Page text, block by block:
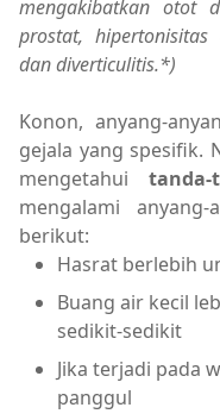
mengakibatkan otot
prostat,
dan diverticulitis.*)
Konon, anyang-
gejala yang spesifik.
mengetahuitanda-
mengalami
berikut:
Hasrat berlebih
Buang air kecil
sedikit-sedikit
Jika terjadi pada
panggul